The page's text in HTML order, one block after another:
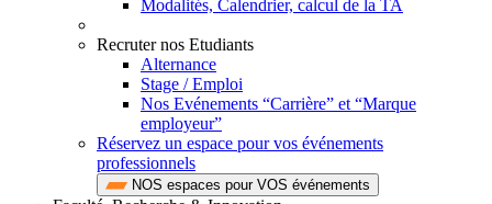
Modalités, Calendrier, calcul de la TA
Recruter nos Etudiants
Alternance
Stage / Emploi
Nos Evénements “Carrière” et “Marque
employeur”
Réservez un espace pour vos événements
professionnels
NOS espaces pour VOS événements